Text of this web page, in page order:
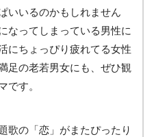
いいるのかもしれません
なってしまっている男性に
にちょっぴり疲れてる女性
足の老若男女にも、ぜひ観
です。
歌の「恋」がまたぴったり